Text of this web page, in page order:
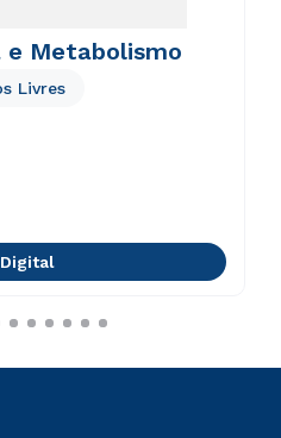
e Metabolismo
Livres
Digital